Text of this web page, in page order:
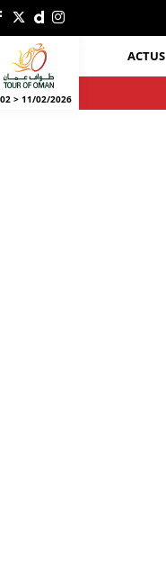
> 11/02/2026
ACTUS